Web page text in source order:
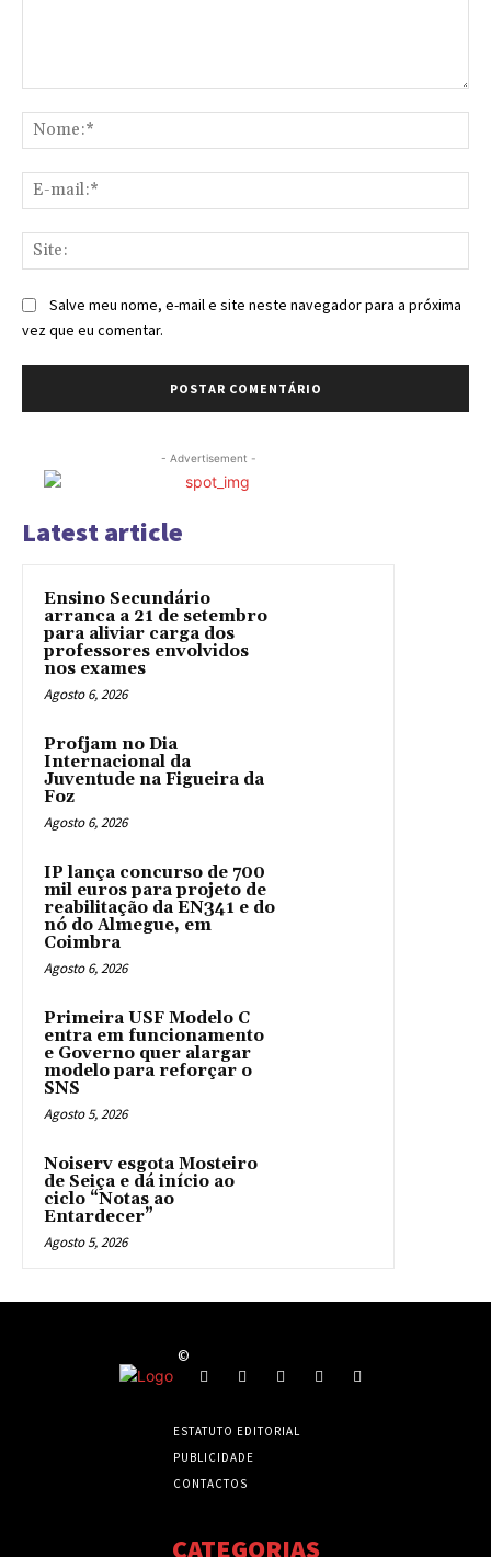
Salve meu nome, e-mail e site neste navegador para a próxima
vez que eu comentar.
- Advertisement -
Latest article
Ensino Secundário
arranca a 21 de setembro
para aliviar carga dos
professores envolvidos
nos exames
Agosto 6, 2026
Profjam no Dia
Internacional da
Juventude na Figueira da
Foz
Agosto 6, 2026
IP lança concurso de 700
mil euros para projeto de
reabilitação da EN341 e do
nó do Almegue, em
Coimbra
Agosto 6, 2026
Primeira USF Modelo C
entra em funcionamento
e Governo quer alargar
modelo para reforçar o
SNS
Agosto 5, 2026
Noiserv esgota Mosteiro
de Seiça e dá início ao
ciclo “Notas ao
Entardecer”
Agosto 5, 2026
©
ESTATUTO EDITORIAL
PUBLICIDADE
CONTACTOS
CATEGORIAS